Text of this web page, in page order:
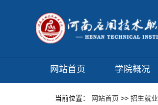
网站首页 学院概况
当前位置： 网站首页 >> 招生就业